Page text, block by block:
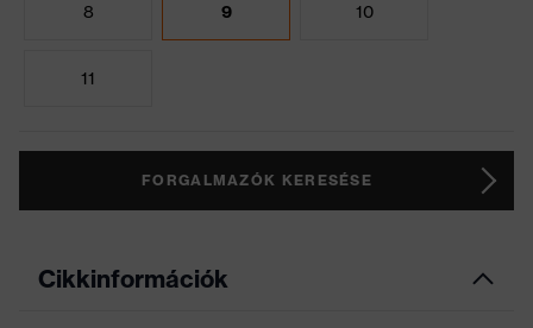
8 9 10
11
FORGALMAZÓK KERESÉSE
Cikkinformációk